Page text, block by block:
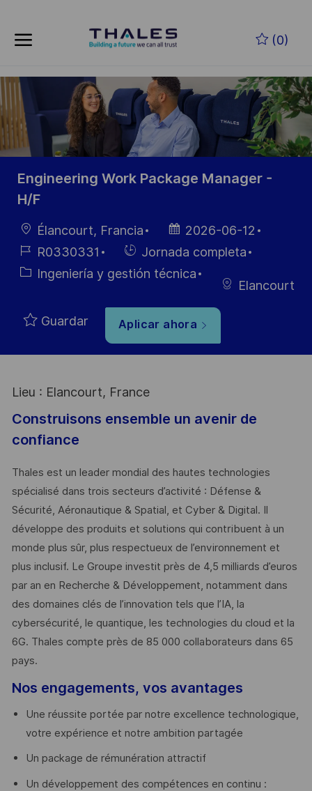
(0)
-
Engineering Work Package Manager -
H/F
Ubicación
Élancourt, Francia
Fecha de
publicación
2026-06-12
ID de
empleo
R0330331
Hiring
Type
Jornada completa
Categoría
Ingeniería y gestión técnica
Elancourt
Guardar Aplicar ahora
Lieu : Elancourt, France
Construisons ensemble un avenir de
confiance
Thales est un leader mondial des hautes technologies
spécialisé dans trois secteurs d’activité : Défense &
Sécurité, Aéronautique & Spatial, et Cyber & Digital. Il
développe des produits et solutions qui contribuent à un
monde plus sûr, plus respectueux de l’environnement et
plus inclusif. Le Groupe investit près de 4,5 milliards d’euros
par an en Recherche & Développement, notamment dans
des domaines clés de l’innovation tels que l’IA, la
cybersécurité, le quantique, les technologies du cloud et la
6G. Thales compte près de 85 000 collaborateurs dans 65
pays. ​
Nos engagements, vos avantages
Une réussite portée par notre excellence technologique,
votre expérience et notre ambition partagée
Un package de rémunération attractif
Un développement des compétences en continu :